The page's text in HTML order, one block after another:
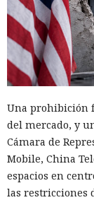
Una prohibición
del mercado, y
Cámara de
Mobile, China
espacios en
las restricciones
condiciones
millones de
millones de
convertirse en
fácil. Incluso los
separados por
enorme capaz
personas,
posible que no